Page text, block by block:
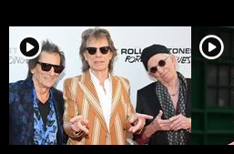
player2 player2